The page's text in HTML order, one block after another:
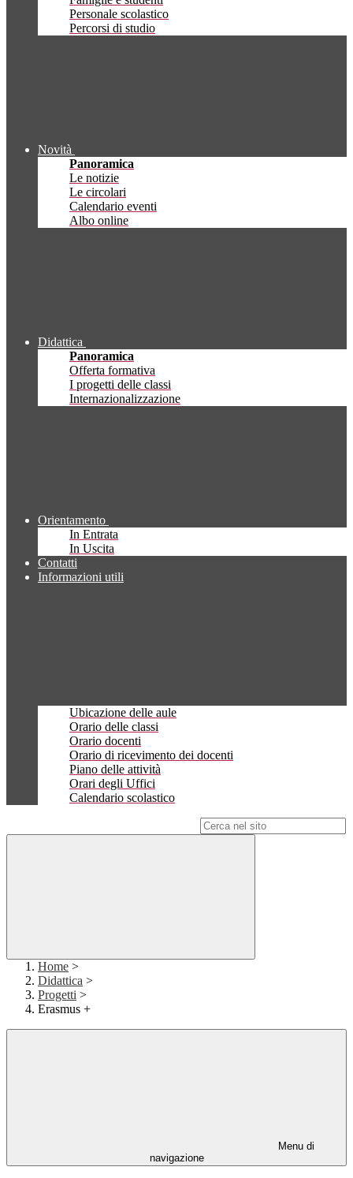
Personale scolastico
Percorsi di studio
Novità
Panoramica
Le notizie
Le circolari
Calendario eventi
Albo online
Didattica
Panoramica
Offerta formativa
I progetti delle classi
Internazionalizzazione
Orientamento
In Entrata
In Uscita
Contatti
Informazioni utili
Ubicazione delle aule
Orario delle classi
Orario docenti
Orario di ricevimento dei docenti
Piano delle attività
Orari degli Uffici
Calendario scolastico
Home >
Didattica >
Progetti >
Erasmus +
Menu di
navigazione